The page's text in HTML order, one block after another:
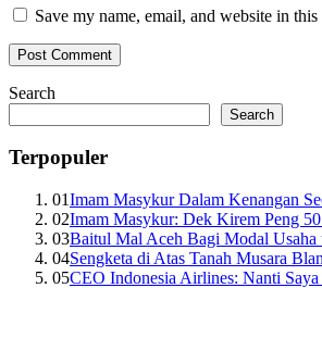
Save my name, email, and website in
Search
Search
Terpopuler
01Imam Masykur Dalam Kenangan
02Imam Masykur: Dek Kirem Peng
03Baitul Mal Aceh Bagi Modal
04Sengketa di Atas Tanah Musara
05CEO Indonesia Airlines: Nanti